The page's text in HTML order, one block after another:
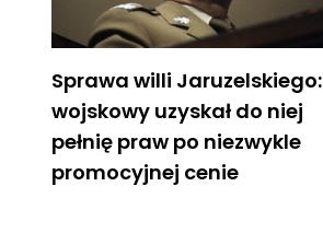
Sprawa willi Jaruzelskiego:
wojskowy uzyskał do niej
pełnię praw po niezwykle
promocyjnej cenie